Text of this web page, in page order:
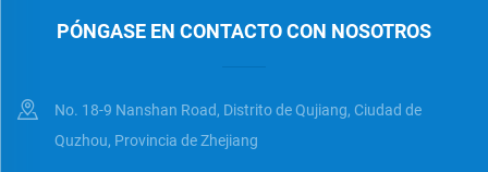
PÓNGASE EN CONTACTO CON NOSOTROS
No. 18-9 Nanshan Road, Distrito de Qujiang, Ciudad de
Quzhou, Provincia de Zhejiang